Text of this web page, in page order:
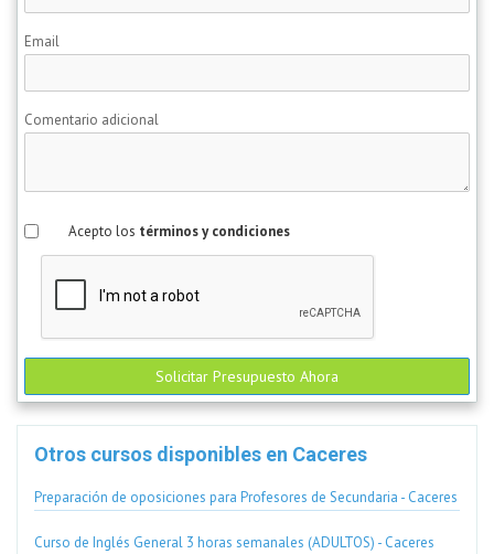
Email
Comentario adicional
Acepto los términos y condiciones
Solicitar Presupuesto Ahora
Otros cursos disponibles en Caceres
Preparación de oposiciones para Profesores de Secundaria - Caceres
Curso de Inglés General 3 horas semanales (ADULTOS) - Caceres